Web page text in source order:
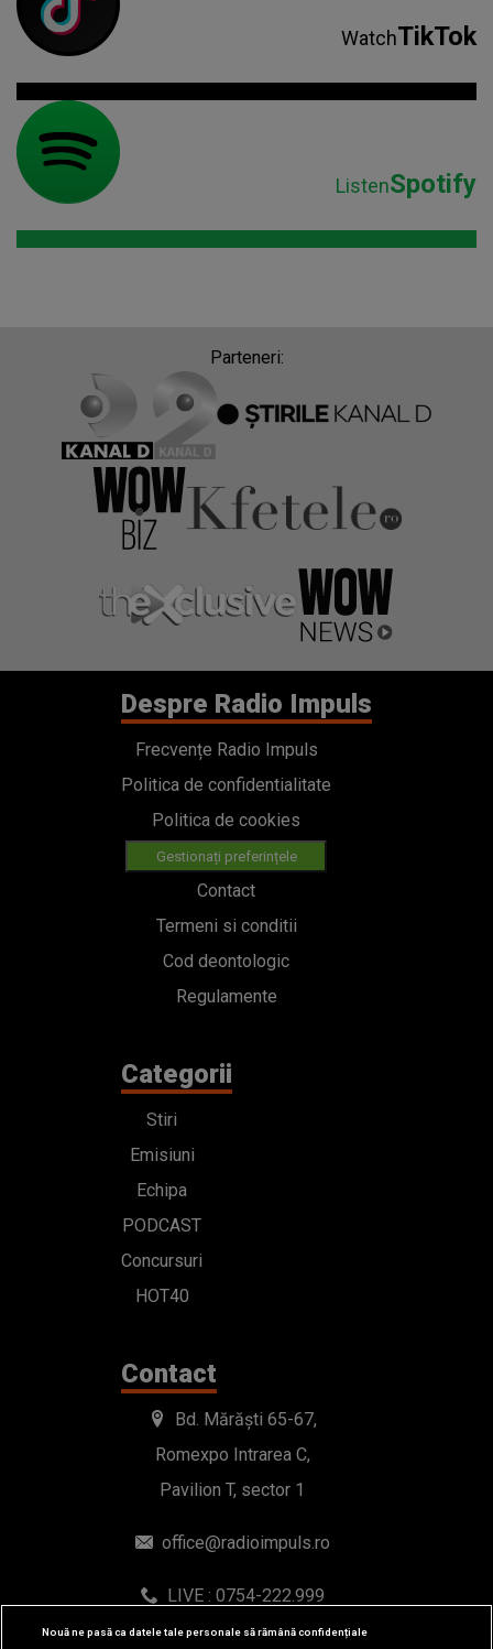
WatchTikTok
ListenSpotify
Parteneri:
Despre Radio Impuls
Frecvențe Radio Impuls
Politica de confidentialitate
Politica de cookies
Gestionați preferințele
Contact
Termeni si conditii
Cod deontologic
Regulamente
Categorii
Stiri
Emisiuni
Echipa
PODCAST
Concursuri
HOT40
Contact
Bd. Mărăști 65-67,
Romexpo Intrarea C,
Pavilion T, sector 1
office@radioimpuls.ro
LIVE : 0754-222.999
WhatsApp: 0754-222.999
Nouă ne pasă ca datele tale personale să rămână confidențiale